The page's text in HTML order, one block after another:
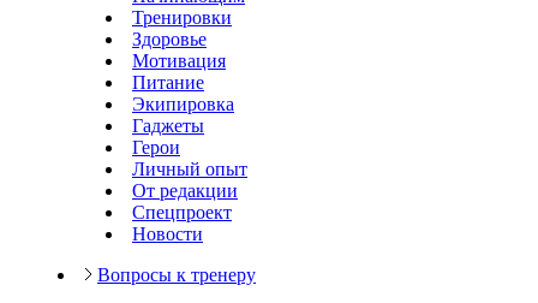
Тренировки
Здоровье
Мотивация
Питание
Экипировка
Гаджеты
Герои
Личный опыт
От редакции
Спецпроект
Новости
Вопросы к тренеру